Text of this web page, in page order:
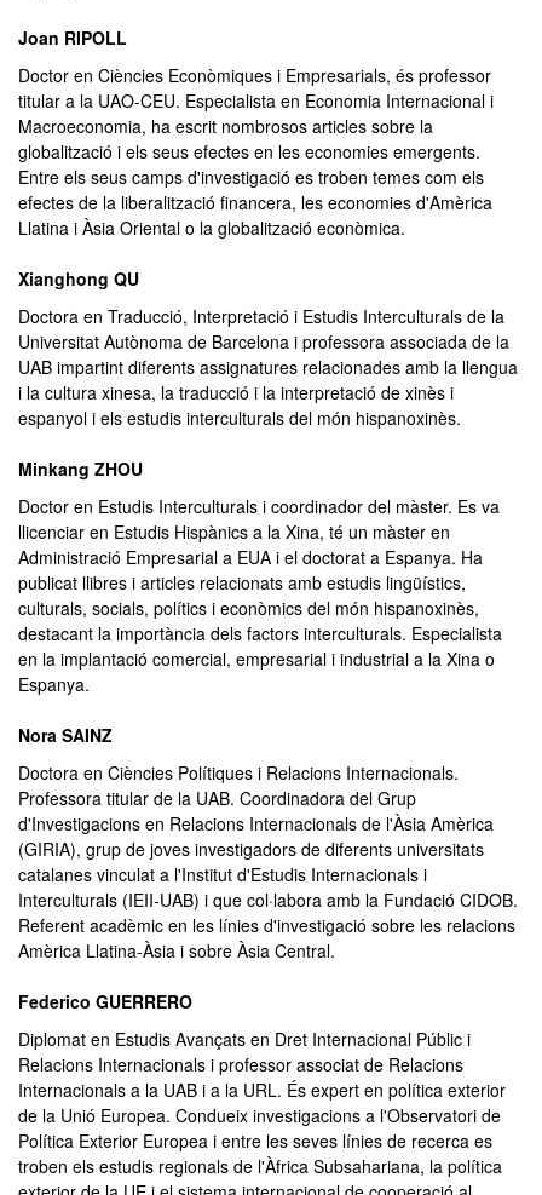
Joan RIPOLL
Doctor en Ciències Econòmiques i Empresarials, és professor
titular a la UAO-CEU. Especialista en Economia Internacional i
Macroeconomia, ha escrit nombrosos articles sobre la
globalització i els seus efectes en les economies emergents.
Entre els seus camps d'investigació es troben temes com els
efectes de la liberalització financera, les economies d'Amèrica
Llatina i Àsia Oriental o la globalització econòmica.
Xianghong QU
Doctora en Traducció, Interpretació i Estudis Interculturals de la
Universitat Autònoma de Barcelona i professora associada de la
UAB impartint diferents assignatures relacionades amb la llengua
i la cultura xinesa, la traducció i la interpretació de xinès i
espanyol i els estudis interculturals del món hispanoxinès.
Minkang ZHOU
Doctor en Estudis Interculturals i coordinador del màster. Es va
llicenciar en Estudis Hispànics a la Xina, té un màster en
Administració Empresarial a EUA i el doctorat a Espanya. Ha
publicat llibres i articles relacionats amb estudis lingüístics,
culturals, socials, polítics i econòmics del món hispanoxinès,
destacant la importància dels factors interculturals. Especialista
en la implantació comercial, empresarial i industrial a la Xina o
Espanya.
Nora SAINZ
Doctora en Ciències Polítiques i Relacions Internacionals.
Professora titular de la UAB. Coordinadora del Grup
d'Investigacions en Relacions Internacionals de l'Àsia Amèrica
(GIRIA), grup de joves investigadors de diferents universitats
catalanes vinculat a l'Institut d'Estudis Internacionals i
Interculturals (IEII-UAB) i que col·labora amb la Fundació CIDOB.
Referent acadèmic en les línies d'investigació sobre les relacions
Amèrica Llatina-Àsia i sobre Àsia Central.
Federico GUERRERO
Diplomat en Estudis Avançats en Dret Internacional Públic i
Relacions Internacionals i professor associat de Relacions
Internacionals a la UAB i a la URL. És expert en política exterior
de la Unió Europea. Condueix investigacions a l'Observatori de
Política Exterior Europea i entre les seves línies de recerca es
troben els estudis regionals de l'Àfrica Subsahariana, la política